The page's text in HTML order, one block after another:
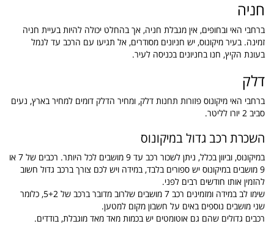
חניה
ברחבי האי ובחופים, אין מגבלת חניה, אך בהחלט יכולה להיות בעיית חניה
זמינה. בעיר מיקונוס, יש חניונים מסודרים, אל תגיעו עם הרכב עד לנמל
בעונת הקיץ, חנו בחניונים בכניסה לעיר.
דלק
ברחבי האי מיקונוס פזורות תחנות דלק, ומחיר הדלק דומים למחיר בארץ, נעים
סביב 2 יורו לליטר.
השכרת רכב גדול במיקונוס
במיקונוס, וביוון בכלל, ניתן לשכור רכב עד 9 מושבים לכל היותר. רכבים של 7 או
9 מושבים במיקונוס יש ספורים בלבד, במידה ויש לכם צורך ברכב גדול חשוב
להזמין אותו חודשים רבים לפני.
שימו לב במידה ומזמינים רכב 7 מושבים שלרוב מדובר ברכב של 5+2, כלומר
שני מושבים נוספים באים על חשבון מקום למטען.
רכבים גדולים שהם גם אוטומטים יש בכמות מאד מאד מוגבלת, בודדים.